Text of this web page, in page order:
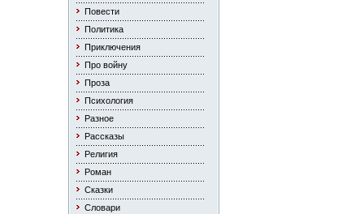
Повести
Политика
Приключения
Про войну
Проза
Психология
Разное
Рассказы
Религия
Роман
Сказки
Словари